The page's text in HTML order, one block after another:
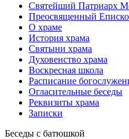
Святейший Патриарх
Преосвященный
О храме
История храма
Святыни храма
Духовенство храма
Воскресная школа
Расписание
Огласительные беседы
Реквизиты храма
Записки
Беседы с батюшкой